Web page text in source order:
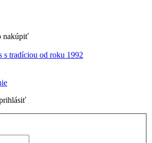
nakúpiť
s tradíciou od roku 1992